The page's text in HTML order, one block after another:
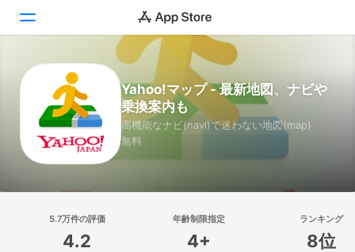
Today
ゲーム
アプリ
検索
プラットフォーム
Yahoo!マップ - 最新地図、ナビや
乗換案内も
高機能なナビ(navi)で迷わない地図(map)
無料
5.7万件の評価
4.2
年齢制限指定
4+
ランキング
8位